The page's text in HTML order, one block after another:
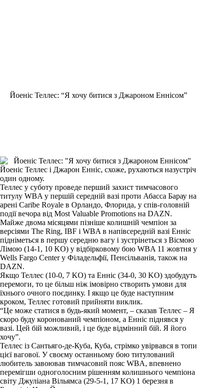
Йоеніс Теллес: “Я хочу битися з Джароном Еннісом”
Йоеніс Теллес і Джарон Енніс, схоже, рухаються назустріч
один одному.
Теллес у суботу проведе перший захист тимчасового
титулу WBA у першій середній вазі проти Абасса Барау на
арені Caribe Royale в Орландо, Флорида, у спів-головній
події вечора від Most Valuable Promotions на DAZN.
Майже двома місяцями пізніше колишній чемпіон за
версіями The Ring, IBF і WBA в напівсередній вазі Енніс
підніметься в першу середню вагу і зустрінеться з Вісмою
Лімою (14-1, 10 KO) у відбірковому бою WBA 11 жовтня у
Wells Fargo Center у Філадельфії, Пенсільванія, також на
DAZN.
Якщо Теллес (10-0, 7 KO) та Енніс (34-0, 30 KO) здобудуть
перемоги, то це більш ніж імовірно створить умови для
їхнього очного поєдинку. І якщо це буде наступним
кроком, Теллес готовий прийняти виклик.
“Це може статися в будь-який момент, – сказав Теллес – Я
скоро буду коронований чемпіоном, а Енніс піднявся у
вазі. Цей бій можливий, і це буде відмінний бій. Я його
хочу”.
Теллес із Сантьяго-де-Куба, Куба, стрімко увірвався в топи
цієї вагової. У своєму останньому бою титулований
любитель завоював тимчасовий пояс WBA, впевнено
перемігши одноголосним рішенням колишнього чемпіона
світу Джуліана Вільямса (29-5-1, 17 KO) 1 березня в